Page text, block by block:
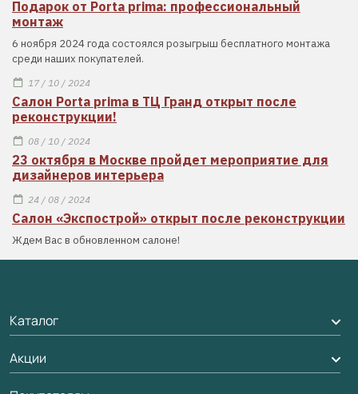
Подарок от Porta prima: профессиональный
монтаж
6 ноября 2024 года состоялся розыгрыш бесплатного монтажа
среди наших покупателей.
17 / 10 / 2024
Салон Porta prima в ТЦ Гранд открыт после
реконструкции!
08 / 10 / 2024
23 октября в Москве пройдет мероприятие для
дизайнеров интерьера
24 / 08 / 2024
Салон «Экспострой» открыт после реконструкции
Ждем Вас в обновленном салоне!
Каталог
Межкомнатные двери
Подбор двери
Акции